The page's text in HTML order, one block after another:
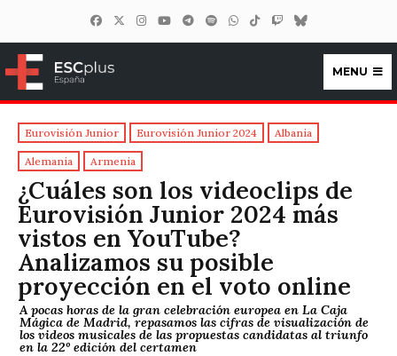
ESCplus España
MENU
Eurovisión Junior Eurovisión Junior 2024 Albania
Alemania Armenia
¿Cuáles son los videoclips de
Eurovisión Junior 2024 más
vistos en YouTube?
Analizamos su posible
proyección en el voto online
A pocas horas de la gran celebración europea en La Caja
Mágica de Madrid, repasamos las cifras de visualización de
los videos musicales de las propuestas candidatas al triunfo
en la 22º edición del certamen